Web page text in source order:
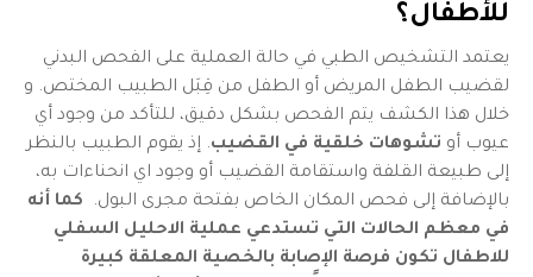
للأطفال؟
يعتمد التشخيص الطبي في حالة العملية على الفحص البدني
لقضيب الطفل المريض أو الطفل من قِبَل الطبيب المختص. و
خلال هذا الكشف يتم الفحص بشكل دقيق، للتأكد من وجود أي
عيوب أو تشوهات خلقية في القضيب. إذ يقوم الطبيب بالنظر
إلى طبيعة القلفة واستقامة القضيب أو وجود اي انحناءات به،
بالإضافة إلى فحص المكان الخاص بفتحة مجرى البول. كما أنه
في معظم الحالات التي تستدعي عملية الاحليل السفلي
للاطفال تكون فرصة الإصابة بالخصية المعلقة كبيرة